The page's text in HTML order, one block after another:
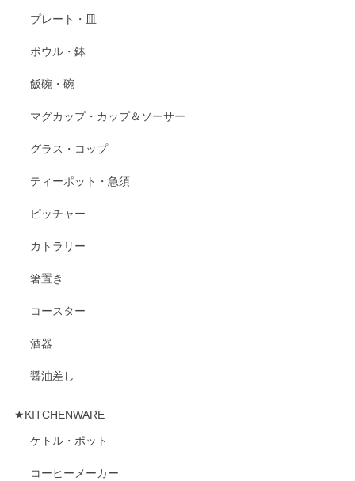
プレート・皿
ボウル・鉢
飯碗・碗
マグカップ・カップ＆ソーサー
グラス・コップ
ティーポット・急須
ピッチャー
カトラリー
箸置き
コースター
酒器
醤油差し
★KITCHENWARE
ケトル・ポット
コーヒーメーカー